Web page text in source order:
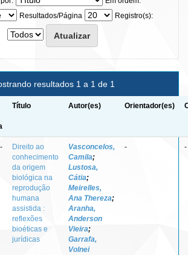
Resultados/Página
Registro(s):
resultados 1 a 1 de 1
Título Autor(es) Orientador(es)
-
Direito ao
conhecimento
da origem
biológica na
reprodução
humana
assistida :
reflexões
bioéticas e
jurídicas
Vasconcelos,
Camila;
Lustosa,
Cátia;
Meirelles,
Ana Thereza;
Aranha,
Anderson
Vieira;
Garrafa,
Volnei
- -